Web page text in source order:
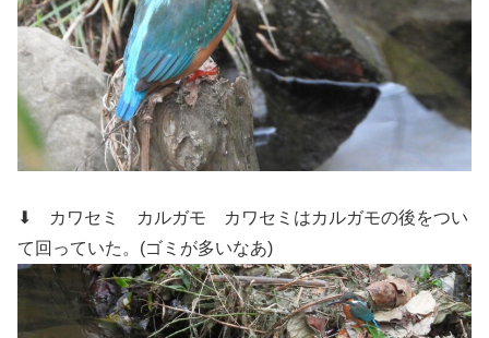
⬇ カワセミ カルガモ
カワセミはカルガモの後をつい
て回っていた。(ゴミが多いなあ)